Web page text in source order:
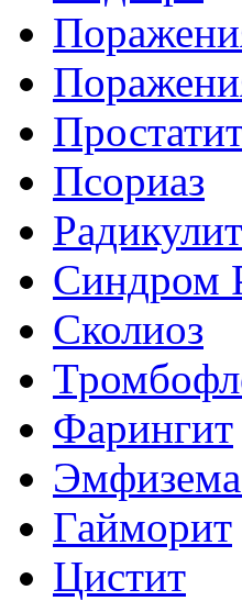
Псориаз
Радикулит
Синдром
Сколиоз
Фарингит
Гайморит
Цистит